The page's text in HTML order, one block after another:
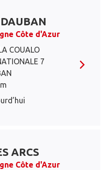
Côte d'Azur
COUALO
7
ARCS
Côte d'Azur